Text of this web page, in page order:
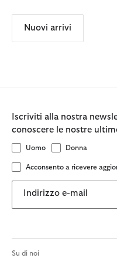
Nuovi arrivi
Iscriviti alla nostra
conoscere le nostre
Uomo Donna
Acconsento a ricevere
Indirizzo e-mail
Su di noi